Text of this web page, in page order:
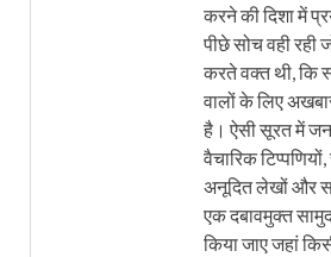
करने की दिशा में
पीछे सोच वही रही
करते वक्त थी, कि
वालों के लिए
है। ऐसी सूरत में
वैचारिक
अनूदित लेखों और
एक दबावमुक्त
किया जाए जहां